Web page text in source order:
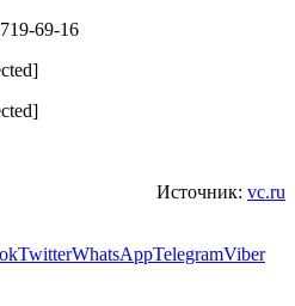
69-16
Источник: vc.ru
TwitterWhatsAppTelegramViber